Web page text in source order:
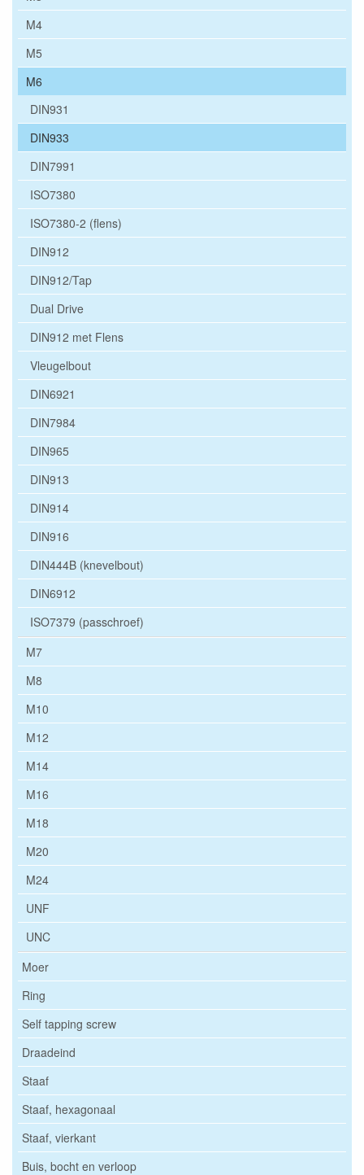
M4
M5
M6
DIN931
DIN933
DIN7991
ISO7380
ISO7380-2 (flens)
DIN912
DIN912/Tap
Dual Drive
DIN912 met Flens
Vleugelbout
DIN6921
DIN7984
DIN965
DIN913
DIN914
DIN916
DIN444B (knevelbout)
DIN6912
ISO7379 (passchroef)
M7
M8
M10
M12
M14
M16
M18
M20
M24
UNF
UNC
Moer
Ring
Self tapping screw
Draadeind
Staaf
Staaf, hexagonaal
Staaf, vierkant
Buis, bocht en verloop